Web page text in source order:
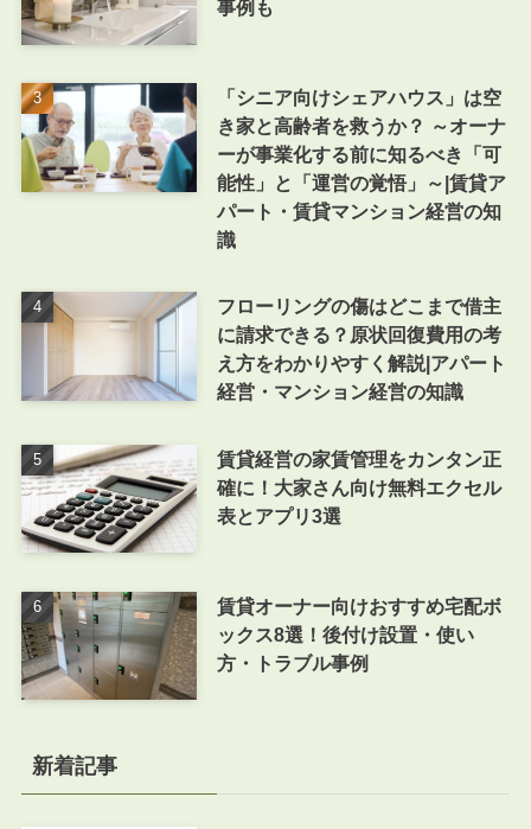
事例も
「シニア向けシェアハウス」は空
き家と高齢者を救うか？ ～オーナ
ーが事業化する前に知るべき「可
能性」と「運営の覚悟」～|賃貸ア
パート・賃貸マンション経営の知
識
フローリングの傷はどこまで借主
に請求できる？原状回復費用の考
え方をわかりやすく解説|アパート
経営・マンション経営の知識
賃貸経営の家賃管理をカンタン正
確に！大家さん向け無料エクセル
表とアプリ3選
賃貸オーナー向けおすすめ宅配ボ
ックス8選！後付け設置・使い
方・トラブル事例
新着記事